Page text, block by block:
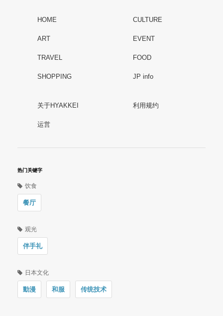
HOME CULTURE
ART EVENT
TRAVEL FOOD
SHOPPING JP info
关于HYAKKEI 利用规约
运営
热门关键字
饮食
餐厅
观光
伴手礼
日本文化
動漫 和服 传统技术